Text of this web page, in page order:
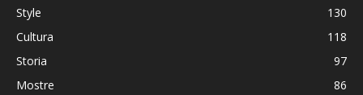
Style
130
Cultura
118
Storia
97
Mostre
86